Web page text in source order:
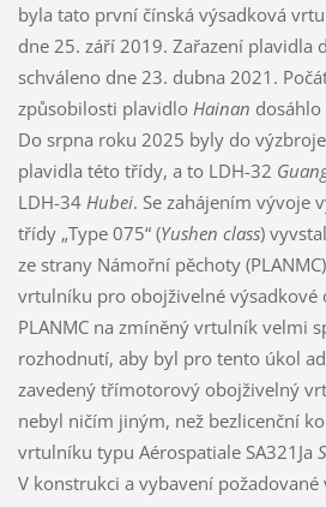
byla tato první čínská výsadková
dne 25. září 2019. Zařazení plavidla
schváleno dne 23. dubna 2021.
způsobilosti plavidlo Hainan
Do srpna roku 2025 byly do
plavidla této třídy, a to LDH-32
LDH-34 Hubei. Se zahájením vývoje
třídy „Type 075“ (Yushen class)
ze strany Námořní pěchoty
vrtulníku pro obojživelné výsadkové
PLANMC na zmíněný vrtulník velmi
rozhodnutí, aby byl pro tento úkol
zavedený třímotorový obojživelný
nebyl ničím jiným, než bezlicenční
vrtulníku typu Aérospatiale SA321Ja
V konstrukci a vybavení